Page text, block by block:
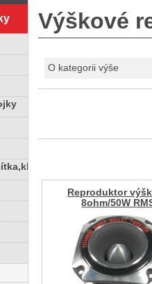
Výškové
O kategorii výše
Reproduktor
8ohm/50W